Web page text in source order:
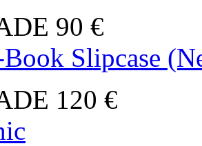
90 €
Slipcase
120 €